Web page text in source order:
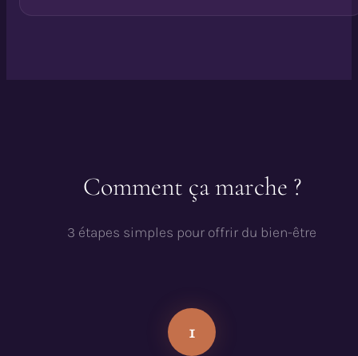
Comment ça marche ?
3 étapes simples pour offrir du bien-être
1